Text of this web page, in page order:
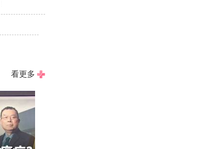
看更多